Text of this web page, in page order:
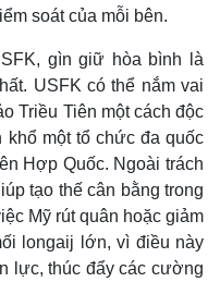
sự - Quốc phòng
khí
Nam
tích
soát của mỗi bên.
gìn giữ hòa bình là
USFK có thể nắm vai
Triều Tiên một cách độc
khổ một tổ chức đa quốc
Hợp Quốc. Ngoài trách
tạo thế cân bằng trong
Mỹ rút quân hoặc giảm
longaij lớn, vì điều này
lực, thúc đẩy các cường